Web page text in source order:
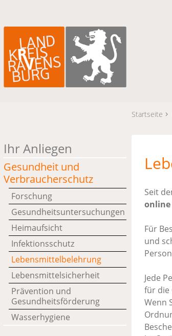
Startseite
Ihr Anliegen
Gesundheit und
Verbraucherschutz
Forschung
Gesundheitsuntersuchungen
Heimaufsicht
Infektionsschutz
Lebensmittelbelehrung
Lebensmittelsicherheit
Prävention und
Gesundheitsförderung
Wasserhygiene
Seit
online
Für
und
Jede
für die
Wenn